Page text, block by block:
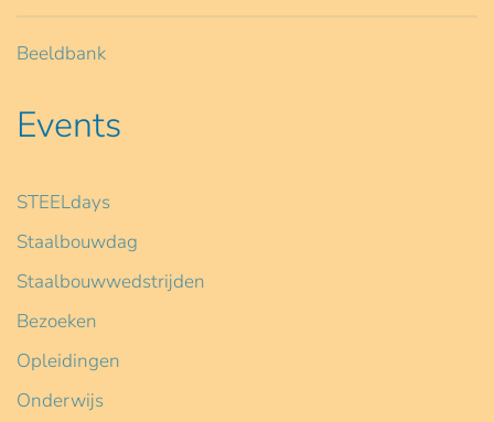
Beeldbank
Events
STEELdays
Staalbouwdag
Staalbouwwedstrijden
Bezoeken
Opleidingen
Onderwijs